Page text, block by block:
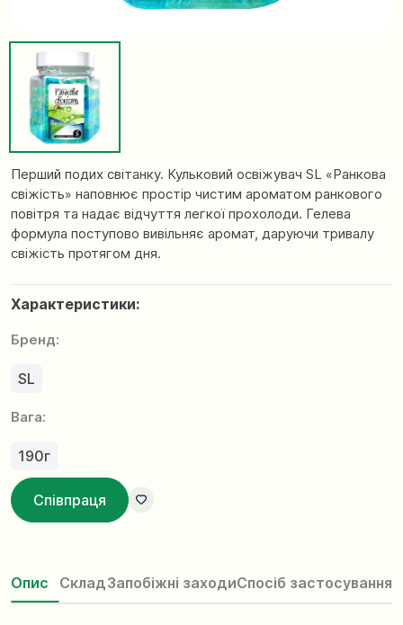
Перший подих світанку. Кульковий освіжувач SL «Ранкова
свіжість» наповнює простір чистим ароматом ранкового
повітря та надає відчуття легкої прохолоди. Гелева
формула поступово вивільняє аромат, даруючи тривалу
свіжість протягом дня.
Характеристики:
Бренд:
SL
Вага:
190г
Співпраця
Опис СкладЗапобіжні заходиСпосіб застосування